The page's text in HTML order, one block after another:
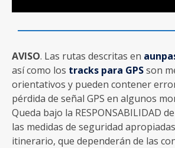
AVISO. Las rutas descritas en
así como los tracks para GPSson
orientativos y pueden contener
pérdida de señal GPS en algunos
Queda bajo la RESPONSABILIDAD
las medidas de seguridad
itinerario, que dependerán de las